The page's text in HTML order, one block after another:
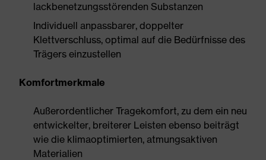
lackbenetzungsstörenden Substanzen
Individuell anpassbarer, doppelter
Klettverschluss, optimal auf die Bedürfnisse des
Trägers einzustellen
Komfortmerkmale
Außerordentlicher Tragekomfort, zu dem ein neu
entwickelter, breiterer Leisten ebenso beiträgt
wie die klimaoptimierten, atmungsaktiven
Materialien